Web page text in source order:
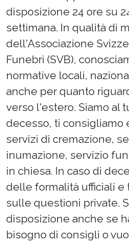
disposizione 24 ore su
settimana. In qualità di
dell'Associazione
Funebri (SVB),
normative locali,
anche per quanto
verso l'estero. Siamo al
decesso, ti consigliamo
servizi di cremazione,
inumazione, servizio
in chiesa. In caso di
delle formalità ufficiali e
sulle questioni private.
disposizione anche se
bisogno di consigli o